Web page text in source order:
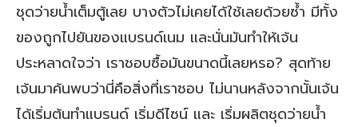
ชุดว่ายน้ำเต็มตู้เลย บางตัวไม่เคยได้ใช้เลยด้วยซ้ำ มีทั้ง
ของถูกไปยันของแบรนด์เนม และนั่นมันทำให้เจ้น
ประหลาดใจว่า เราชอบซื้อมันขนาดนี้เลยหรอ? สุดท้าย
เจ้นมาค้นพบว่านี่คือสิ่งที่เราชอบ ไม่นานหลังจากนั้นเจ้น
ได้เริ่มต้นทำแบรนด์ เริ่มดีไซน์ และ เริ่มผลิตชุดว่ายน้ำ